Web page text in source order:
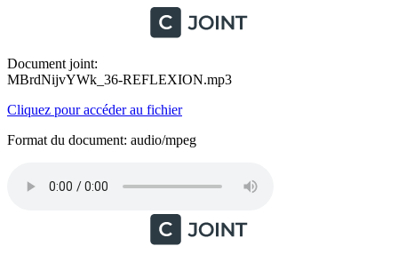
Document joint:
MBrdNijvYWk_36-REFLEXION.mp3
Cliquez pour accéder au fichier
Format du document: audio/mpeg